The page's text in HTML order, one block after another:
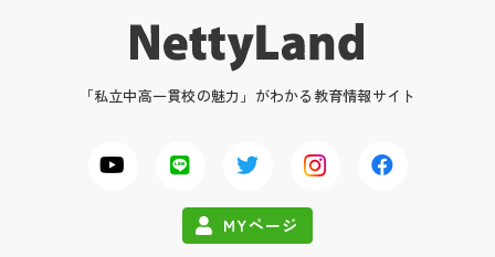
「私立中高一貫校の魅力」がわかる教育情報サイト
MYページ